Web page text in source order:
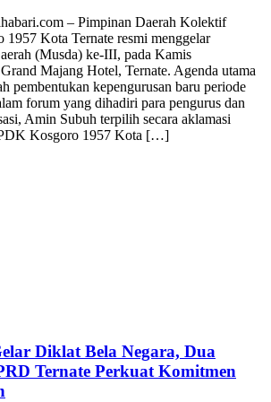
– Pimpinan Daerah Kolektif
Kota Ternate resmi menggelar
(Musda) ke-III, pada Kamis
Majang Hotel, Ternate. Agenda utama
pembentukan kepengurusan baru periode
forum yang dihadiri para pengurus dan
Amin Subuh terpilih secara aklamasi
Kosgoro 1957 Kota […]
Diklat Bela Negara, Dua
Ternate Perkuat Komitmen